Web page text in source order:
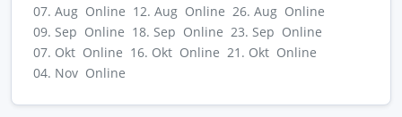
07. Aug Online 12. Aug Online 26. Aug Online
09. Sep Online 18. Sep Online 23. Sep Online
07. Okt Online 16. Okt Online 21. Okt Online
04. Nov Online